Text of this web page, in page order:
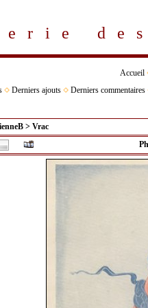
Accueil
Derniers ajouts Derniers commentaires
> Vrac